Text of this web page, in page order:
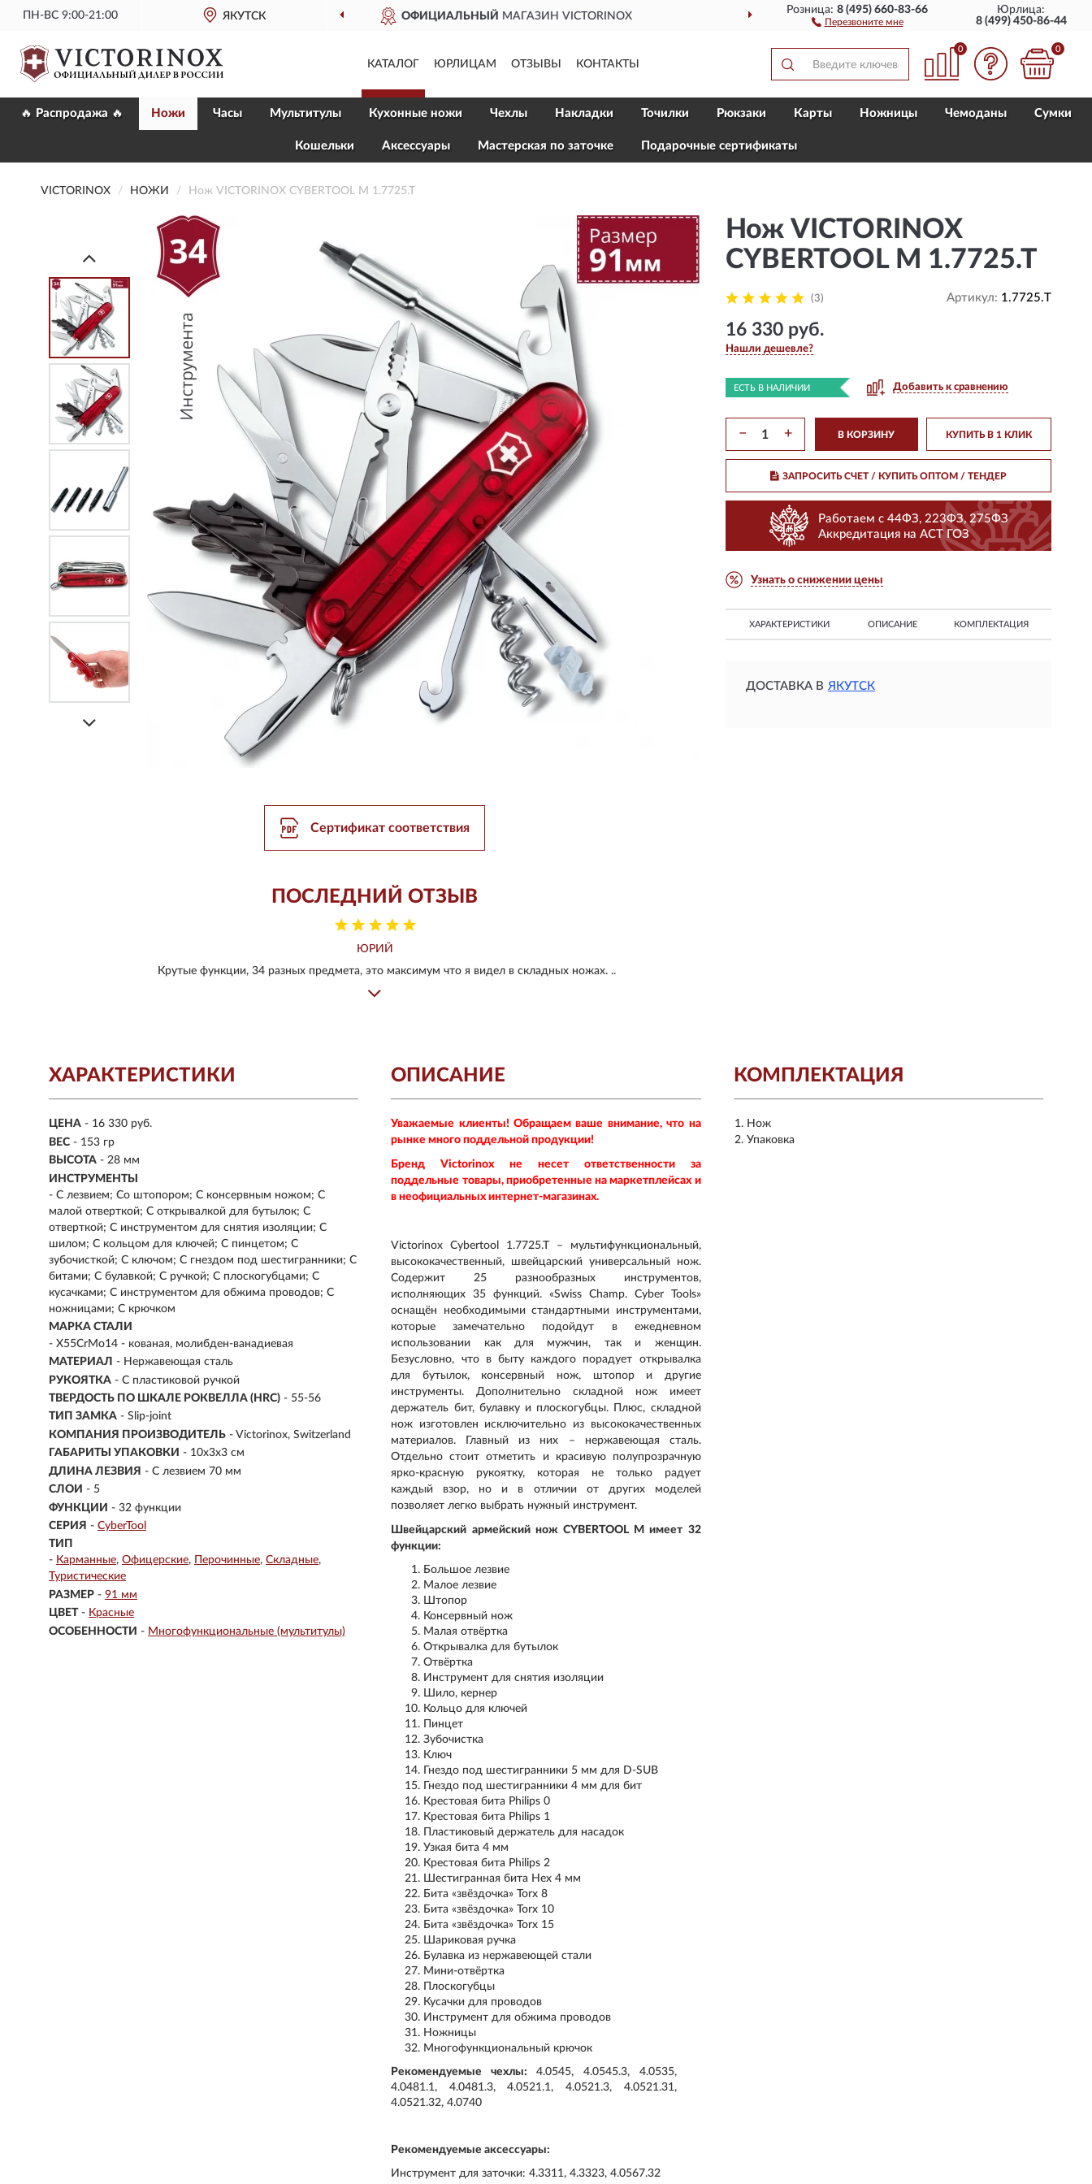
ПН-ВС 9:00-21:00 ЯКУТСК
ОФИЦИАЛЬНЫЙ МАГАЗИН VICTORINOX ДОСТАВИМПО ВСЕЙ РОССИИ ПОЛНЫЙ
Розница:8 (495) 660-83-66
Перезвоните мне
Юрлица:
8 (499) 450-86-44
КАТАЛОГ ЮРЛИЦАМ ОТЗЫВЫ КОНТАКТЫ
0 0
🔥 Распродажа 🔥 Ножи Часы Мультитулы Кухонные ножи Чехлы Накладки Точилки Рюкзаки Карты Ножницы Чемоданы Сумки
Кошельки Aксессуары Мастерская по заточке Подарочные сертификаты
VICTORINOX НОЖИ Нож VICTORINOX CYBERTOOL M 1.7725.T
Сертификат соответствия
ПОСЛЕДНИЙ ОТЗЫВ
ЮРИЙ
Крутые функции, 34 разных предмета, это максимум что я видел в складных ножах. ..
Нож VICTORINOX
CYBERTOOL M 1.7725.T
(3) Артикул: 1.7725.T
16 330 руб.
Нашли дешевле?
ЕСТЬ В НАЛИЧИИ Добавить к сравнению
− + В КОРЗИНУ КУПИТЬ В 1 КЛИК
ЗАПРОСИТЬ СЧЕТ / КУПИТЬ ОПТОМ/ ТЕНДЕР
Работаем с 44ФЗ, 223ФЗ, 275ФЗ
Аккредитация на АСТ ГОЗ
Узнать о снижении цены
ХАРАКТЕРИСТИКИ ОПИСАНИЕ КОМПЛЕКТАЦИЯ
ДОСТАВКА В ЯКУТСК
ХАРАКТЕРИСТИКИ
ЦЕНА - 16 330 руб.
ВЕС - 153 гр
ВЫСОТА - 28 мм
ИНСТРУМЕНТЫ
- С лезвием; Со штопором; С консервным ножом; С
малой отверткой; С открывалкой для бутылок; С
отверткой; С инструментом для снятия изоляции; С
шилом; С кольцом для ключей; С пинцетом; С
зубочисткой; С ключом; С гнездом под шестигранники; С
битами; С булавкой; С ручкой; С плоскогубцами; С
кусачками; С инструментом для обжима проводов; С
ножницами; С крючком
МАРКА СТАЛИ
- X55CrMo14 - кованая, молибден-ванадиевая
МАТЕРИАЛ - Нержавеющая сталь
РУКОЯТКА - С пластиковой ручкой
ТВЕРДОСТЬ ПО ШКАЛЕ РОКВЕЛЛА (HRC) - 55-56
ТИП ЗАМКА - Slip-joint
КОМПАНИЯ ПРОИЗВОДИТЕЛЬ - Victorinox, Switzerland
ГАБАРИТЫ УПАКОВКИ - 10x3x3 см
ДЛИНА ЛЕЗВИЯ - С лезвием 70 мм
СЛОИ - 5
ФУНКЦИИ - 32 функции
СЕРИЯ - CyberTool
ТИП
- Карманные Офицерские Перочинные Складные
Туристические
РАЗМЕР - 91 мм
ЦВЕТ - Красные
ОСОБЕННОСТИ - Многофункциональные (мультитулы)
КОМПЛЕКТАЦИЯ
Нож
Упаковка
ОПИСАНИЕ
Уважаемые клиенты! Обращаем ваше внимание, что на
рынке много поддельной продукции!
Бренд Victorinox не несет ответственности за
поддельные товары, приобретенные на маркетплейсах и
в неофициальных интернет-магазинах.
Victorinox Cybertool 1.7725.T – мультифункциональный,
высококачественный, швейцарский универсальный нож.
Содержит 25 разнообразных инструментов,
исполняющих 35 функций. «Swiss Champ. Cyber Tools»
оснащён необходимыми стандартными инструментами,
которые замечательно подойдут в ежедневном
использовании как для мужчин, так и женщин.
Безусловно, что в быту каждого порадует открывалка
для бутылок, консервный нож, штопор и другие
инструменты. Дополнительно складной нож имеет
держатель бит, булавку и плоскогубцы. Плюс, складной
нож изготовлен исключительно из высококачественных
материалов. Главный из них – нержавеющая сталь.
Отдельно стоит отметить и красивую полупрозрачную
ярко-красную рукоятку, которая не только радует
каждый взор, но и в отличии от других моделей
позволяет легко выбрать нужный инструмент.
Швейцарский армейский нож CYBERTOOL M имеет 32
функции:
Большое лезвие
Малое лезвие
Штопор
Консервный нож
Малая отвёртка
Открывалка для бутылок
Отвёртка
Инструмент для снятия изоляции
Шило, кернер
Кольцо для ключей
Пинцет
Зубочистка
Ключ
Гнездо под шестигранники 5 мм для D-SUB
Гнездо под шестигранники 4 мм для бит
Крестовая бита Philips 0
Крестовая бита Philips 1
Пластиковый держатель для насадок
Узкая бита 4 мм
Крестовая бита Philips 2
Шестигранная бита Hex 4 мм
Бита «звёздочка» Torx 8
Бита «звёздочка» Torx 10
Бита «звёздочка» Torx 15
Шариковая ручка
Булавка из нержавеющей стали
Мини-отвёртка
Плоскогубцы
Кусачки для проводов
Инструмент для обжима проводов
Ножницы
Многофункциональный крючок
Рекомендуемые чехлы: 4.0545, 4.0545.3, 4.0535,
4.0481.1, 4.0481.3, 4.0521.1, 4.0521.3, 4.0521.31,
4.0521.32, 4.0740
Рекомендуемые аксессуары:
Инструмент для заточки: 4.3311, 4.3323, 4.0567.32